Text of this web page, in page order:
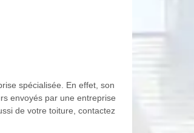
spécialisée. En effet, son
envoyés par une entreprise
de votre toiture, contactez